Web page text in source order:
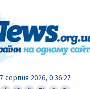
7 серпня 2026, 0:36:28